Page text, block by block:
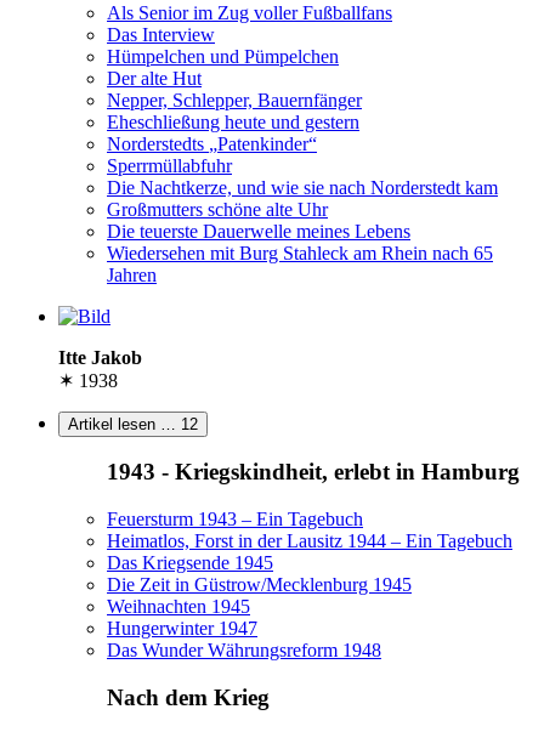
Als Senior im Zug voller Fußballfans
Das Interview
Hümpelchen und Pümpelchen
Der alte Hut
Nepper, Schlepper, Bauernfänger
Eheschließung heute und gestern
Norderstedts
Patenkinder
Sperrmüllabfuhr
Die Nachtkerze, und wie sie nach Norderstedt kam
Großmutters schöne alte Uhr
Die teuerste Dauerwelle meines Lebens
Wiedersehen mit Burg Stahleck am Rhein nach 65
Jahren
Itte Jakob
✶ 1938
Artikel lesen … 12
1943 - Kriegskindheit, erlebt in Hamburg
Feuersturm 1943 – Ein Tagebuch
Heimatlos, Forst in der Lausitz 1944 – Ein Tagebuch
Das Kriegsende 1945
Die Zeit in Güstrow/Mecklenburg 1945
Weihnachten 1945
Hungerwinter 1947
Das Wunder Währungsreform 1948
Nach dem Krieg